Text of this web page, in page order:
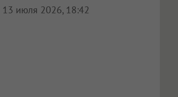
13 июля 2026, 18:42